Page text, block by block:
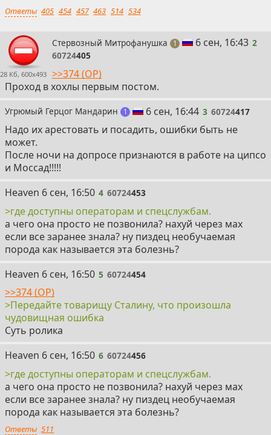
Ответы 405 454 457 463 514 534
28 Кб, 600x493
Стервозный Митрофанушка 1пост 2
6 сен, 16:43 2
60724405
>>374 (OP)
Проход в хохлы первым постом.
Угрюмый Герцог Мандарин 1 пост 3
6 сен, 16:44 3 60724417
Надо их арестовать и посадить, ошибки быть не
может.
После ночи на допросе признаются в работе на ципсо
и Моссад!!!!!
Heaven 4
6 сен, 16:50 4 60724453
>где доступны операторам и спецслужбам.
а чего она просто не позвонила? нахуй через мах
если все заранее знала? ну пиздец необучаемая
порода как называется эта болезнь?
Heaven 5
6 сен, 16:50 5 60724454
>>374 (OP)
>Передайте товарищу Сталину, что произошла
чудовищная ошибка
Суть ролика
Heaven 6
6 сен, 16:50 6 60724456
>где доступны операторам и спецслужбам.
а чего она просто не позвонила? нахуй через мах
если все заранее знала? ну пиздец необучаемая
порода как называется эта болезнь?
Ответы 511